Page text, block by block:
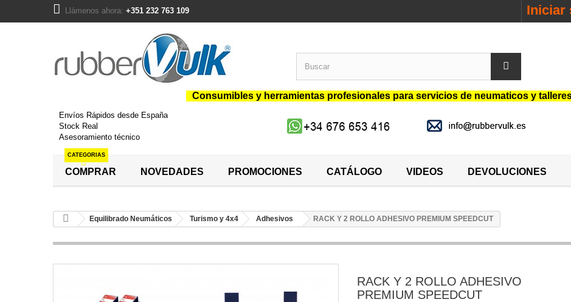
Llámenos ahora: +351 232 763 109 Iniciar
Consumibles y herramientas profesionales para servicios de neumaticos y
Envíos Rápidos desde España
Stock Real
Asesoramiento técnico
COMPRAR
CATEGORIAS
NOVEDADES PROMOCIONES CATÁLOGO VIDEOS DEVOLUCIONES
Equilibrado Neumáticos Turismo y 4x4 Adhesivos RACK Y 2 ROLLO ADHESIVO PREMIUM SPEEDCUT
RACK Y 2 ROLLO ADHESIVO
PREMIUM SPEEDCUT